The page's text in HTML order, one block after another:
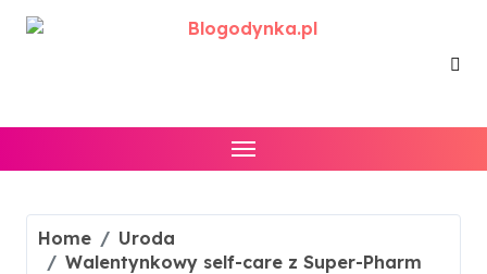
Skip
Home
Uroda
Walentynkowy self-care z Super-Pharm